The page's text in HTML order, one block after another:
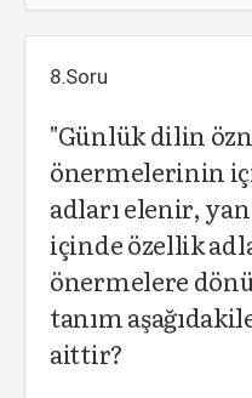
8.Soru
"Günlük dilin
önermelerinin
adları elenir,
içinde özellik
önermelere
tanım
aittir?